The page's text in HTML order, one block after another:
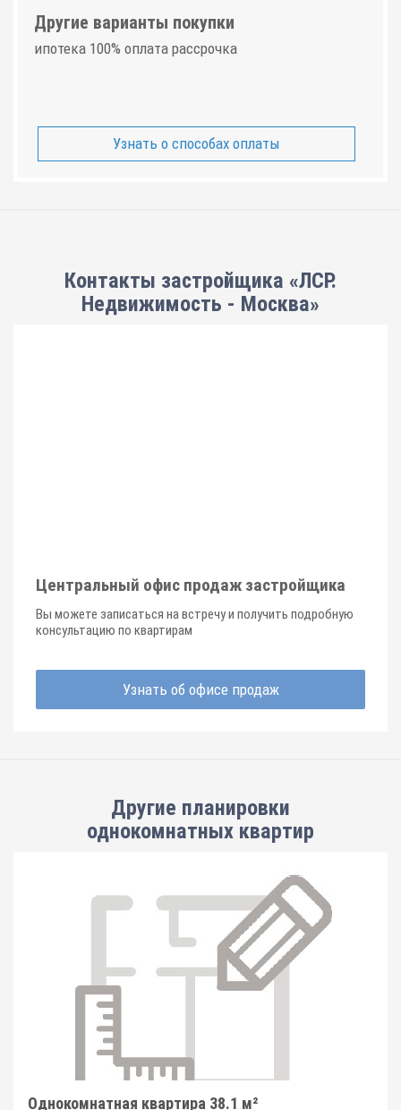
Другие варианты покупки
ипотека 100% оплата рассрочка
Узнать о способах оплаты
Контакты застройщика «ЛСР.
Недвижимость - Москва»
Центральный офис продаж застройщика
Вы можете записаться на встречу и получить подробную
консультацию по квартирам
Узнать об офисе продаж
Другие планировки
однокомнатных квартир
Однокомнатная квартира 38.1 м²